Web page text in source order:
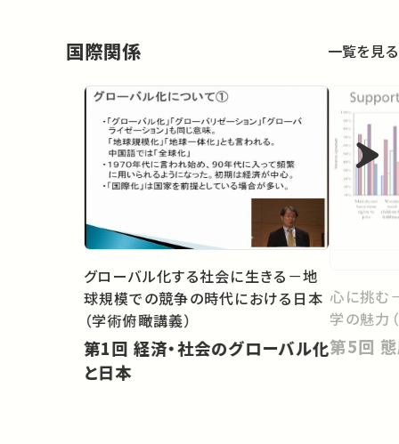
国際関係 一覧を見る
グローバル化する社会に生きる－地
球規模での競争の時代における日本
（学術俯瞰講義）
第1回 経済・社会のグローバル化
と日本
心に挑む
学の魅力
第